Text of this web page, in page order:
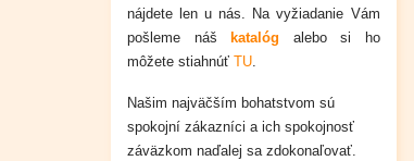
nájdete len u nás. Na vyžiadanie Vám
pošleme náš
katalóg
alebo si ho
môžete stiahnúť TU.
Našim najväčším bohatstvom sú
spokojní zákazníci a ich spokojnosť
záväzkom naďalej sa zdokonaľovať.